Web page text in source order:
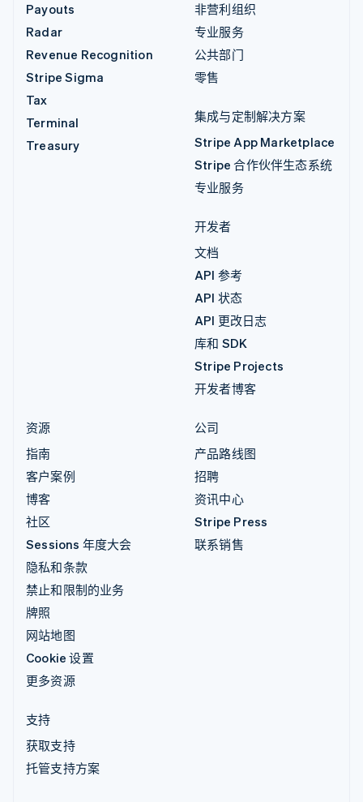
Payouts
Radar
Revenue Recognition
Stripe Sigma
Tax
Terminal
Treasury
非营利组织
专业服务
公共部门
零售
集成与定制解决方案
Stripe App Marketplace
Stripe 合作伙伴生态系统
专业服务
开发者
文档
API 参考
API 状态
API 更改日志
库和 SDK
Stripe Projects
开发者博客
资源
指南
客户案例
博客
社区
Sessions 年度大会
隐私和条款
禁止和限制的业务
牌照
网站地图
Cookie 设置
更多资源
公司
产品路线图
招聘
资讯中心
Stripe Press
联系销售
支持
获取支持
托管支持方案